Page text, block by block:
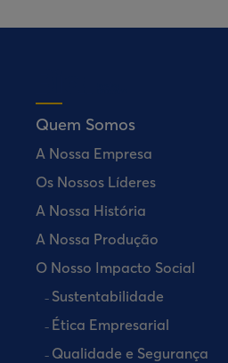
Quem Somos
A Nossa Empresa
Os Nossos Líderes
A Nossa História
A Nossa Produção
O Nosso Impacto Social
Sustentabilidade
Ética Empresarial
Qualidade e Segurança